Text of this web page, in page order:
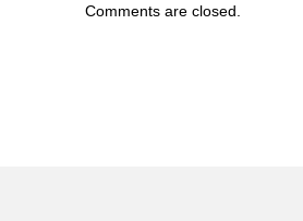
Comments are closed.